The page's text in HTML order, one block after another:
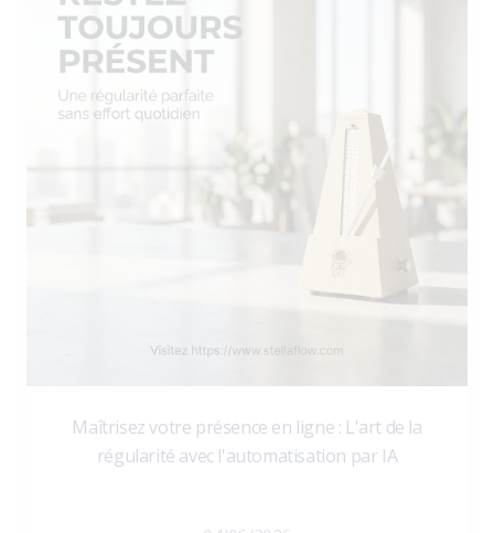
Maîtrisez votre présence en ligne : L'art de la
régularité avec l'automatisation par IA